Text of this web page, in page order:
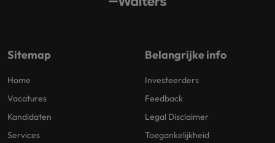
Sitemap
Home
Vacatures
Kandidaten
Services
Belangrijke info
Investeerders
Feedback
Legal Disclaimer
Toegankelijkheid